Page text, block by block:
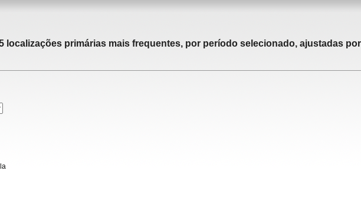
localizações primárias mais frequentes, por período selecionado, ajustadas